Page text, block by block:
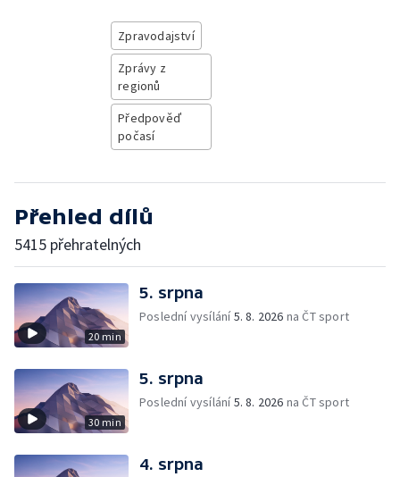
Zpravodajství
Zprávy z
regionů
Předpověď
počasí
Přehled dílů
5415 přehratelných
20 min
5. srpna
Poslední vysílání5. 8. 2026 na ČT sport
30 min
5. srpna
Poslední vysílání5. 8. 2026 na ČT sport
4. srpna